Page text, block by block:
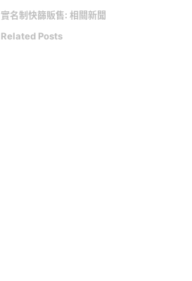
實名制快篩販售: 相關新聞
Related Posts